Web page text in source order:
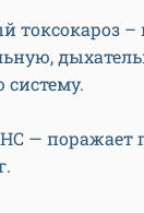
токсокароз –
— поражает